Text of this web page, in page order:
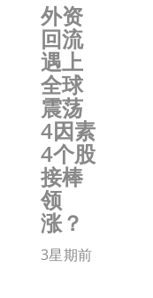
外资
回流
遇上
全球
震荡
4因素
4个股
接棒
领
涨？
3星期前